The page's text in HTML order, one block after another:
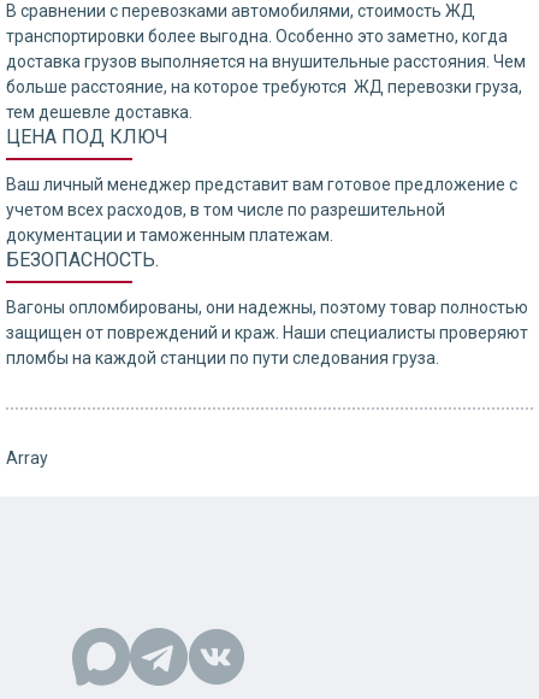
В сравнении с перевозками автомобилями, стоимость ЖД
транспортировки более выгодна. Особенно это заметно, когда
доставка грузов выполняется на внушительные расстояния. Чем
больше расстояние, на которое требуются ЖД перевозки груза,
тем дешевле доставка.
ЦЕНА ПОД КЛЮЧ
Ваш личный менеджер представит вам готовое предложение с
учетом всех расходов, в том числе по разрешительной
документации и таможенным платежам.
БЕЗОПАСНОСТЬ.
Вагоны опломбированы, они надежны, поэтому товар полностью
защищен от повреждений и краж. Наши специалисты проверяют
пломбы на каждой станции по пути следования груза.
Array